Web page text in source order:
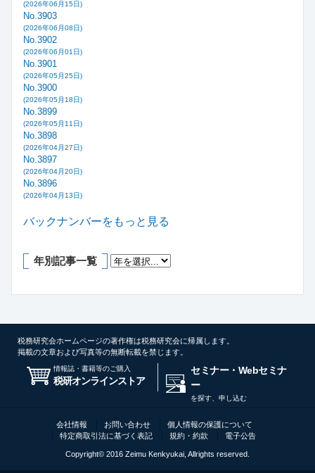
(2026年06月15日)
No.3903
(2026年06月08日)
No.3902
(2026年06月01日)
No.3901
(2026年05月25日)
No.3900
(2026年05月18日)
No.3899
(2026年05月11日)
No.3898
(2026年04月27日)
No.3897
(2026年04月20日)
No.3896
(2026年04月13日)
バックナンバーをもっと見る
年別記事一覧
税務研究会ホームページの著作権は税務研究会に帰属します。
掲載の文章および写真等の無断転載を禁じます。
情報誌・書籍等のご購入
税研オンラインストア
セミナー・Webセミナ
ー
を探す、申し込む
会社情報 お問い合わせ
個人情報の保護について
特定商取引法に基づく表記
規約・約款 電子公告
Copyright© 2016 Zeimu Kenkyukai, Allrights reserved.